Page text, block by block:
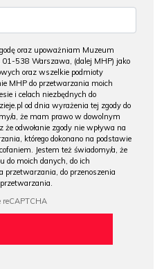
oraz upoważniam Muzeum
538 Warszawa, (dalej MHP) jako
oraz wszelkie podmioty
MHP do przetwarzania moich
i celach niezbędnych do
od dnia wyrażenia tej zgody do
a, że mam prawo w dowolnym
że odwołanie zgody nie wpływa na
którego dokonano na podstawie
Jestem też świadomy/a, że
do moich danych, do ich
przetwarzania, do przenoszenia